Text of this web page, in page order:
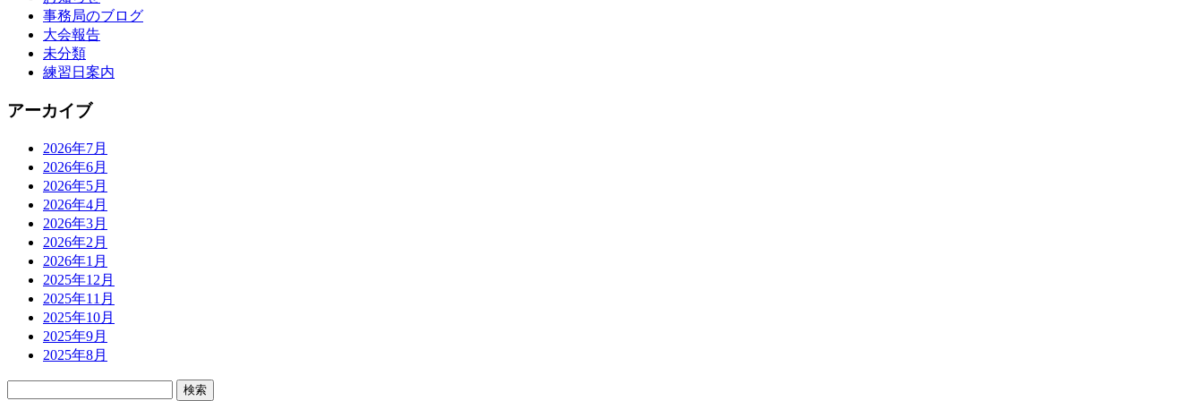
事務局のブログ
大会報告
未分類
練習日案内
アーカイブ
2026年7月
2026年6月
2026年5月
2026年4月
2026年3月
2026年2月
2026年1月
2025年12月
2025年11月
2025年10月
2025年9月
2025年8月